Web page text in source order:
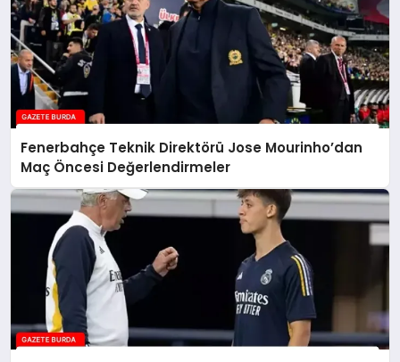
Fenerbahçe Teknik Direktörü Jose Mourinho’dan
Maç Öncesi Değerlendirmeler